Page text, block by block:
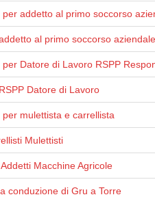
addetto al primo soccorso
al primo soccorso aziendale
Datore di Lavoro RSPP
Datore di Lavoro
mulettista e carrellista
Mulettisti
Macchine Agricole
conduzione di Gru a Torre